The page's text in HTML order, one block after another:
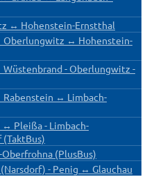
↔ Hohenstein-Ernstthal
Oberlungwitz ↔ Hohenstein-
- Oberlungwitz -
↔ Limbach-
Pleißa - Limbach-
(PlusBus)
- Penig ↔ Glauchau